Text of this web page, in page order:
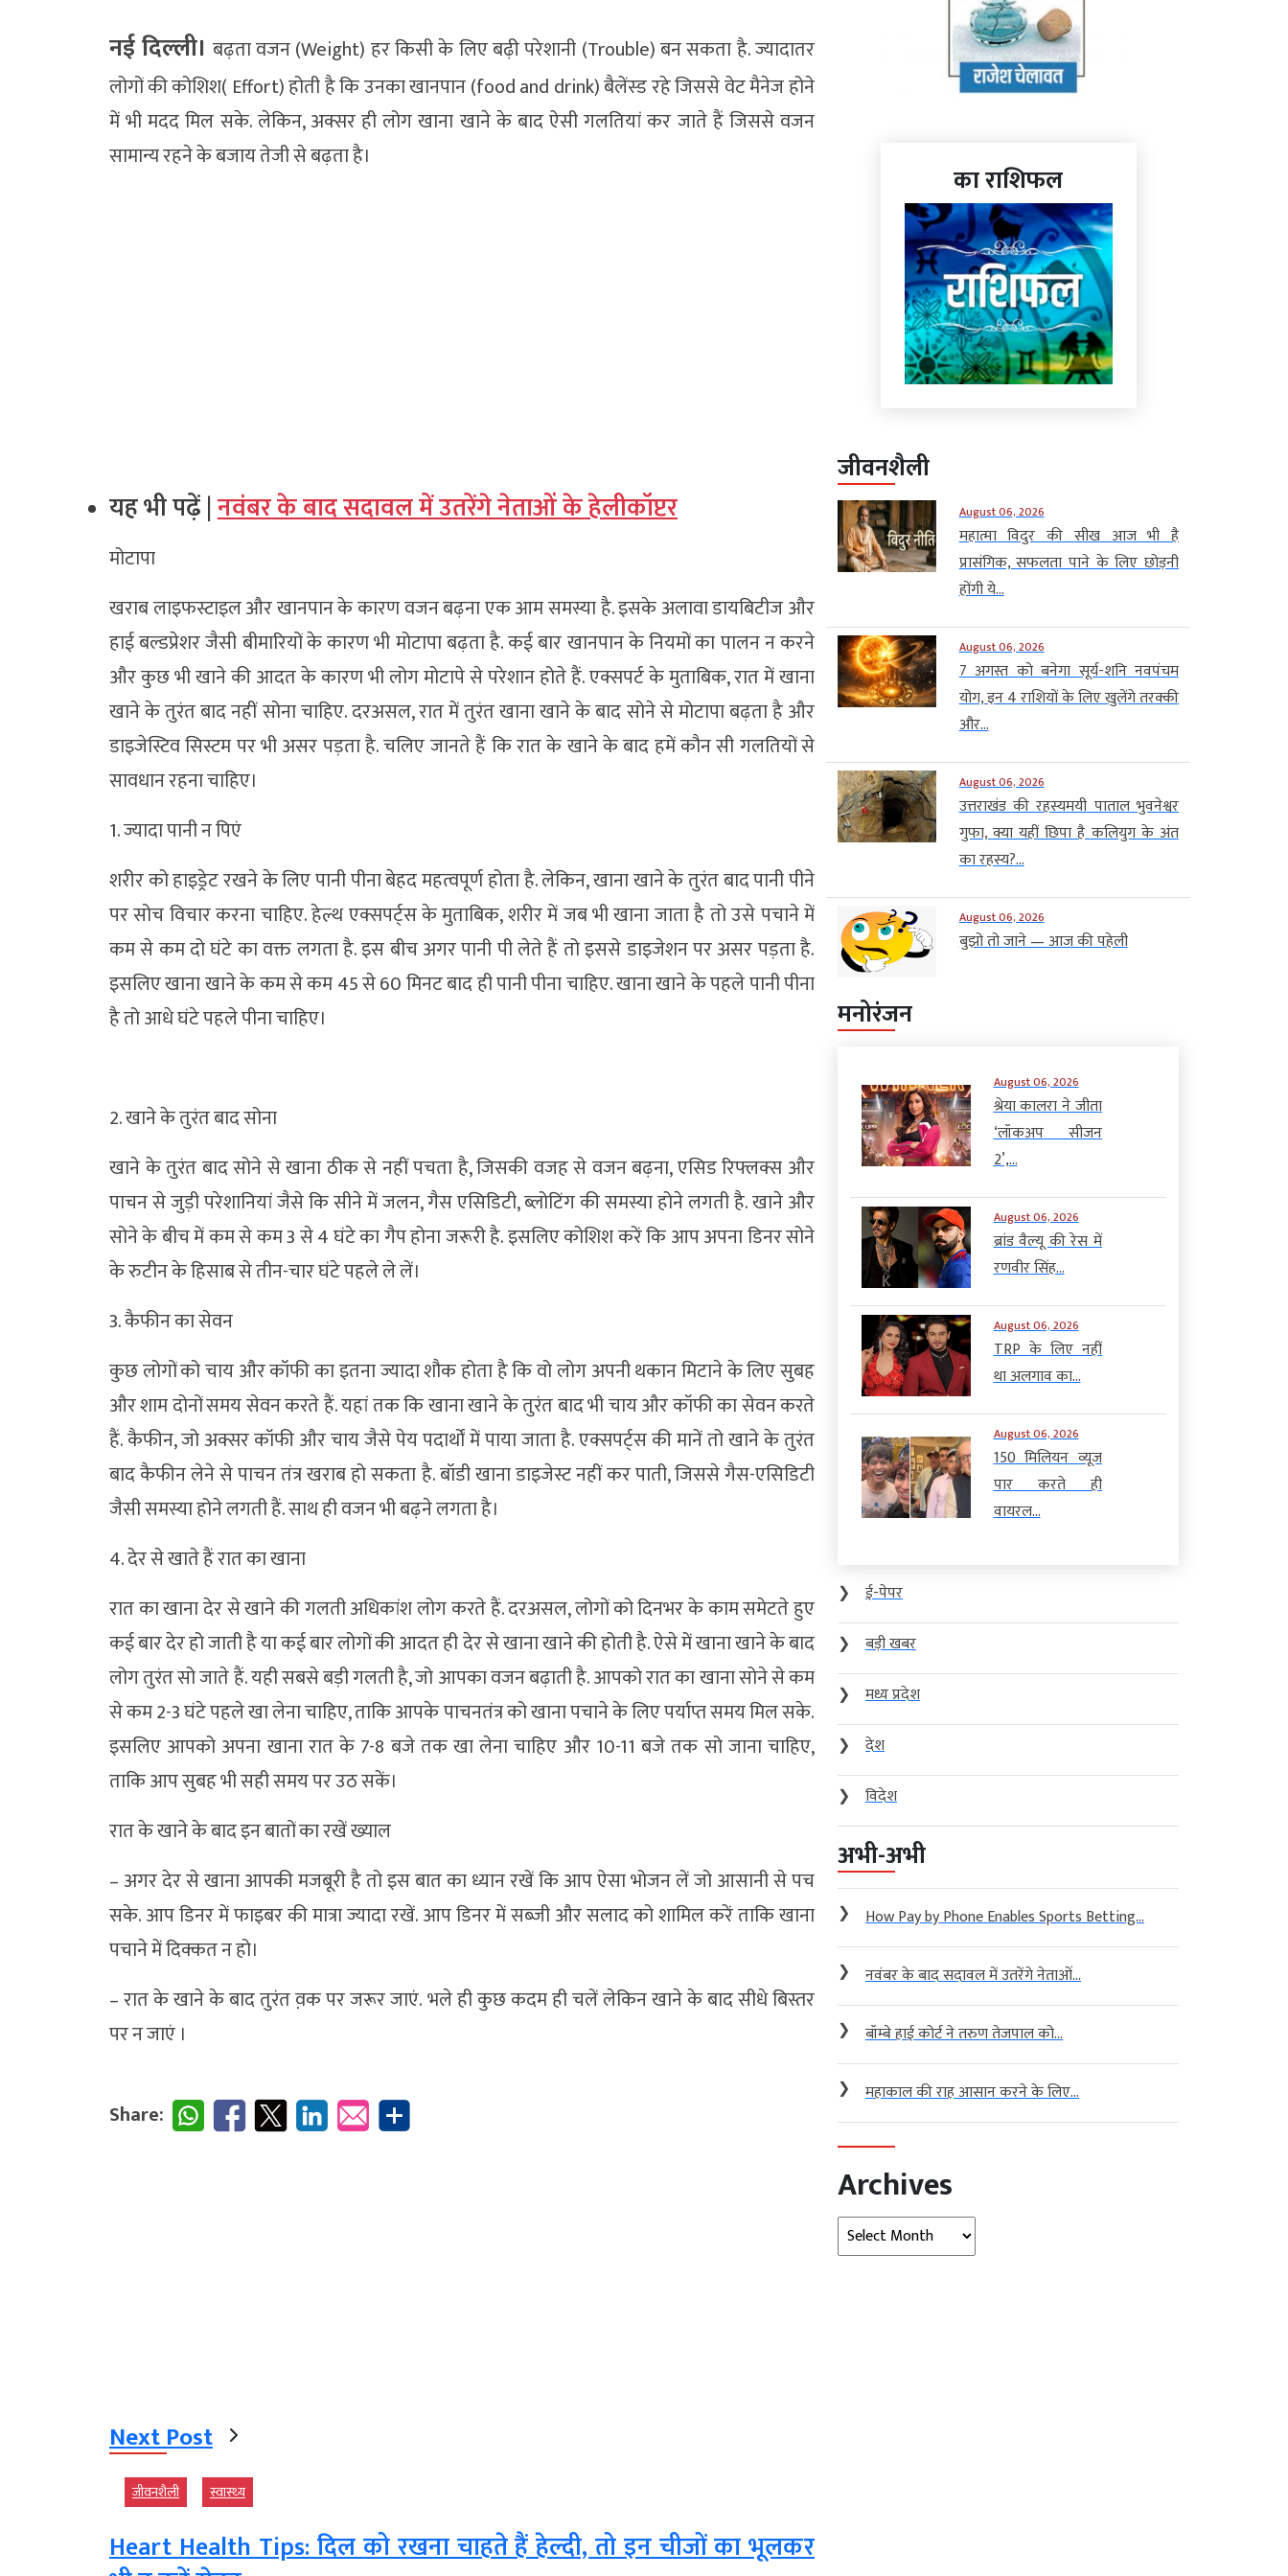
नई दिल्‍ली। बढ़ता वजन (Weight) हर किसी के लिए बढ़ी परेशानी (Trouble) बन सकता है. ज्यादातर
लोगों की कोशिश( Effort) होती है कि उनका खानपान (food and drink) बैलेंस्ड रहे जिससे वेट मैनेज होने
में भी मदद मिल सके. लेकिन, अक्सर ही लोग खाना खाने के बाद ऐसी गलतियां कर जाते हैं जिससे वजन
सामान्य रहने के बजाय तेजी से बढ़ता है।
यह भी पढ़ें |नवंबर के बाद सदावल में उतरेंगे नेताओं के हेलीकॉप्टर
मोटापा
खराब लाइफस्टाइल और खानपान के कारण वजन बढ़ना एक आम समस्या है. इसके अलावा डायबिटीज और
हाई बल्डप्रेशर जैसी बीमारियों के कारण भी मोटापा बढ़ता है. कई बार खानपान के नियमों का पालन न करने
और कुछ भी खाने की आदत के कारण भी लोग मोटापे से परेशान होते हैं. एक्सपर्ट के मुताबिक, रात में खाना
खाने के तुरंत बाद नहीं सोना चाहिए. दरअसल, रात में तुरंत खाना खाने के बाद सोने से मोटापा बढ़ता है और
डाइजेस्टिव सिस्टम पर भी असर पड़ता है. चलिए जानते हैं कि रात के खाने के बाद हमें कौन सी गलतियों से
सावधान रहना चाहिए।
1. ज्यादा पानी न पिएं
शरीर को हाइड्रेट रखने के लिए पानी पीना बेहद महत्वपूर्ण होता है. लेकिन, खाना खाने के तुरंत बाद पानी पीने
पर सोच विचार करना चाहिए. हेल्थ एक्सपर्ट्स के मुताबिक, शरीर में जब भी खाना जाता है तो उसे पचाने में
कम से कम दो घंटे का वक्त लगता है. इस बीच अगर पानी पी लेते हैं तो इससे डाइजेशन पर असर पड़ता है.
इसलिए खाना खाने के कम से कम 45 से 60 मिनट बाद ही पानी पीना चाहिए. खाना खाने के पहले पानी पीना
है तो आधे घंटे पहले पीना चाहिए।
2. खाने के तुरंत बाद सोना
खाने के तुरंत बाद सोने से खाना ठीक से नहीं पचता है, जिसकी वजह से वजन बढ़ना, एसिड रिफ्लक्स और
पाचन से जुड़ी परेशानियां जैसे कि सीने में जलन, गैस एसिडिटी, ब्लोटिंग की समस्या होने लगती है. खाने और
सोने के बीच में कम से कम 3 से 4 घंटे का गैप होना जरूरी है. इसलिए कोशिश करें कि आप अपना डिनर सोने
के रुटीन के हिसाब से तीन-चार घंटे पहले ले लें।
3. कैफीन का सेवन
कुछ लोगों को चाय और कॉफी का इतना ज्यादा शौक होता है कि वो लोग अपनी थकान मिटाने के लिए सुबह
और शाम दोनों समय सेवन करते हैं. यहां तक कि खाना खाने के तुरंत बाद भी चाय और कॉफी का सेवन करते
हैं. कैफीन, जो अक्सर कॉफी और चाय जैसे पेय पदार्थों में पाया जाता है. एक्सपर्ट्स की मानें तो खाने के तुरंत
बाद कैफीन लेने से पाचन तंत्र खराब हो सकता है. बॉडी खाना डाइजेस्ट नहीं कर पाती, जिससे गैस-एसिडिटी
जैसी समस्या होने लगती हैं. साथ ही वजन भी बढ़ने लगता है।
4. देर से खाते हैं रात का खाना
रात का खाना देर से खाने की गलती अधिकांश लोग करते हैं. दरअसल, लोगों को दिनभर के काम समेटते हुए
कई बार देर हो जाती है या कई बार लोगों की आदत ही देर से खाना खाने की होती है. ऐसे में खाना खाने के बाद
लोग तुरंत सो जाते हैं. यही सबसे बड़ी गलती है, जो आपका वजन बढ़ाती है. आपको रात का खाना सोने से कम
से कम 2-3 घंटे पहले खा लेना चाहिए, ताकि आपके पाचनतंत्र को खाना पचाने के लिए पर्याप्त समय मिल सके.
इसलिए आपको अपना खाना रात के 7-8 बजे तक खा लेना चाहिए और 10-11 बजे तक सो जाना चाहिए,
ताकि आप सुबह भी सही समय पर उठ सकें।
रात के खाने के बाद इन बातों का रखें ख्याल
– अगर देर से खाना आपकी मजबूरी है तो इस बात का ध्यान रखें कि आप ऐसा भोजन लें जो आसानी से पच
सके. आप डिनर में फाइबर की मात्रा ज्यादा रखें. आप डिनर में सब्जी और सलाद को शामिल करें ताकि खाना
पचाने में दिक्कत न हो।
– रात के खाने के बाद तुरंत व़क पर जरूर जाएं. भले ही कुछ कदम ही चलें लेकिन खाने के बाद सीधे बिस्तर
पर न जाएं ।
Share:
Next Post
जीवनशैली स्‍वास्‍थ्‍य
Heart Health Tips: दिल को रखना चाहते हैं हेल्‍दी, तो इन चीजों का भूलकर
का राशिफल
जीवनशैली
August 06, 2026
महात्मा विदुर की सीख आज भी है
प्रासंगिक, सफलता पाने के लिए छोड़नी
होंगी ये...
August 06, 2026
7 अगस्त को बनेगा सूर्य-शनि नवपंचम
योग, इन 4 राशियों के लिए खुलेंगे तरक्की
और...
August 06, 2026
उत्तराखंड की रहस्यमयी पाताल भुवनेश्वर
गुफा, क्या यहीं छिपा है कलियुग के अंत
का रहस्य?...
August 06, 2026
बुझो तो जाने — आज की पहेली
मनोरंजन
August 06, 2026
श्रेया कालरा ने जीता
‘लॉकअप सीजन
2’,...
August 06, 2026
ब्रांड वैल्यू की रेस में
रणवीर सिंह...
August 06, 2026
TRP के लिए नहीं
था अलगाव का...
August 06, 2026
150 मिलियन व्यूज
पार करते ही
वायरल...
❯
ई-पेपर
❯
बड़ी खबर
❯
मध्य प्रदेश
❯
देश
❯
विदेश
अभी-अभी
❯ How Pay by Phone Enables Sports Betting...
❯ नवंबर के बाद सदावल में उतरेंगे नेताओं...
❯ बॉम्बे हाई कोर्ट ने तरुण तेजपाल को...
❯ महाकाल की राह आसान करने के लिए...
Archives
Archives